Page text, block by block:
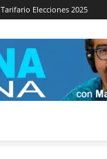
Tarifario Elecciones 2025